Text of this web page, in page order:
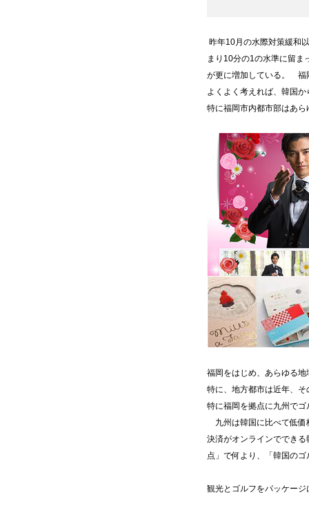
昨年10月の水際対策緩和
まり10分の1の水準に留
が更に増加している。 福
よくよく考えれば、韓国
特に福岡市内都市部はあ
福岡をはじめ、あらゆる
特に、地方都市は近年、
特に福岡を拠点に九州で
九州は韓国に比べて低価
決済がオンラインででき
点」で何より、「韓国の
観光とゴルフをパッケー